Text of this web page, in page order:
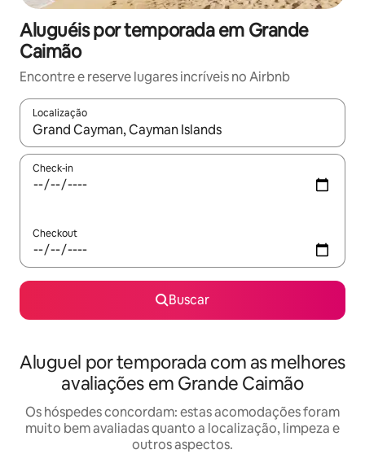
Aluguéis por temporada em Grande
Caimão
Encontre e reserve lugares incríveis no Airbnb
Localização
Quando os resultados estiverem disponíveis, explore-os
Check-in
Checkout
Buscar
Aluguel por temporada com as melhores
avaliações em Grande Caimão
Os hóspedes concordam: estas acomodações foram
muito bem avaliadas quanto a localização, limpeza e
outros aspectos.